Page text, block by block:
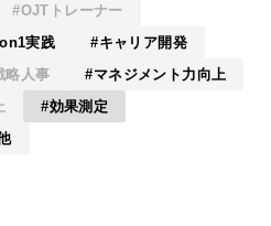
OJTトレーナー
実践
キャリア開発
略人事
マネジメント力向上
効果測定